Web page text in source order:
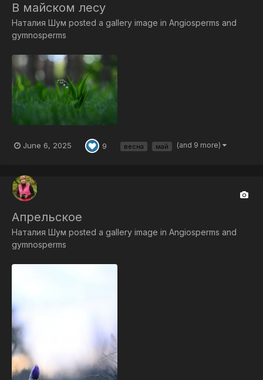
В майском лесу
Наталия Шум posted a gallery image in Angiosperms and
gymnosperms
June 6, 2025 9 весна май (and 9 more)
Апрельское
Наталия Шум posted a gallery image in Angiosperms and
gymnosperms